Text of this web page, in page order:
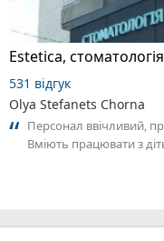
Estetica, стоматологія
531 відгук
Olya Stefanets Chorna
Персонал ввічливий,
Вміють працювати з